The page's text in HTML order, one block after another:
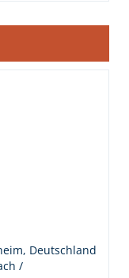
Deutschland
/